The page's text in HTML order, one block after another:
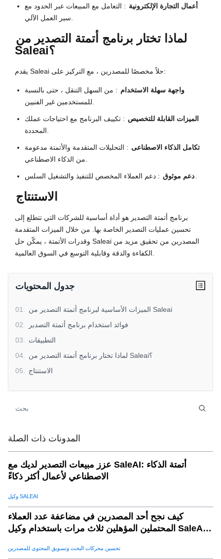
أعمال التجارة الإلكترونية : التعامل مع المبيعات عبر الحدود مع
سير العمل الآلي.
لماذا تختار برنامج أتمتة التصدير من
Saleai؟
يقدم Saleai حلاً مخصصًا للمصدرين ، مع التركيز على:
واجهة سهلة الاستخدام : من السهل التنقل ، حتى بالنسبة
للمستخدمين غير الفنيين.
الميزات القابلة للتخصيص : تكييف البرنامج مع احتياجات عملك
المحددة.
تكامل الذكاء الاصطناعى : التحليلات المتقدمة والأتمتة مدعومة
من الذكاء الاصطناعي.
دعم موثوق: دعم العملاء المخصص للتنفيذ والتشغيل السلس.
الاستنتاج
برنامج أتمتة التصدير هو أداة أساسية للشركات التي تتطلع إلى
تحسين عمليات التصدير الخاصة بها. من خلال الميزات المتقدمة
وقدرات الأتمتة ، يمكّن حل Saleai المصدرين من تحقيق مزيد من
الكفاءة والدقة وقابلية التوسع في السوق العالمية.
جدول المحتويات
01
الميزات الأساسية لبرنامج أتمتة التصدير من Saleai
02
فوائد استخدام برنامج أتمتة التصدير
03
التطبيقات
04
لماذا تختار برنامج أتمتة التصدير من Saleai؟
05
الاستنتاج
المدونات ذات الصلة
عزز مبيعات التصدير لديك مع SaleAI: أتمتة الذكاء
الاصطناعي لأعمال أكثر ذكاءً
وكيل SALEAI
كيف نجح أحد المصدرين في مضاعفة عدد العملاء
المحتملين المؤهلين ثلاث مرات باستخدام وكيل SaleAI
تحسين محركات البحث وتسويق المحتوى للمصدرين